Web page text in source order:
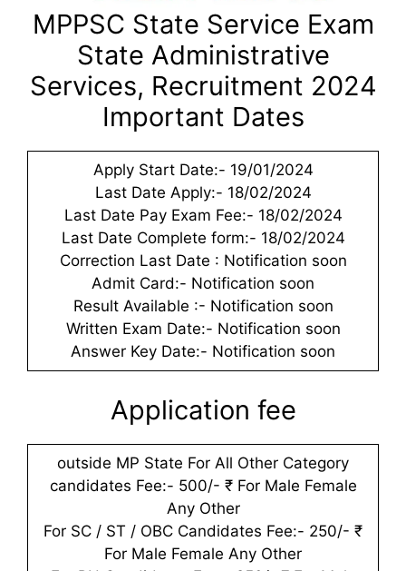
MPPSC State Service Exam
State Administrative
Services, Recruitment 2024
Important Dates
Apply Start Date:- 19/01/2024
Last Date Apply:- 18/02/2024
Last Date Pay Exam Fee:- 18/02/2024
Last Date Complete form:- 18/02/2024
Correction Last Date : Notification soon
Admit Card:- Notification soon
Result Available :- Notification soon
Written Exam Date:- Notification soon
Answer Key Date:- Notification soon
Application fee
outside MP State For All Other Category
candidates Fee:- 500/- ₹ For Male Female
Any Other
For SC / ST / OBC Candidates Fee:- 250/- ₹
For Male Female Any Other